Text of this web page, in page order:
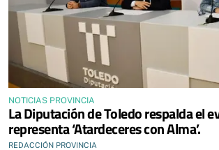
NOTICIAS PROVINCIA
La Diputación de Toledo respalda el
representa ‘Atardeceres con Alma’.
REDACCIÓN PROVINCIA